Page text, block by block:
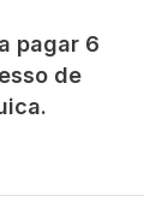
pagar 6
de